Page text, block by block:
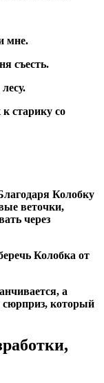
мне.
съесть.
старику со
Колобку
веточки,
через
Колобка от
а
сюрприз, который